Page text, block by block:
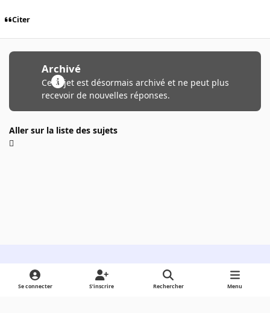
Citer
Archivé
Ce sujet est désormais archivé et ne peut plus
recevoir de nouvelles réponses.
Aller sur la liste des sujets
Light ModeDark ModeSystem Preference
Se connecter S’inscrire Rechercher Menu